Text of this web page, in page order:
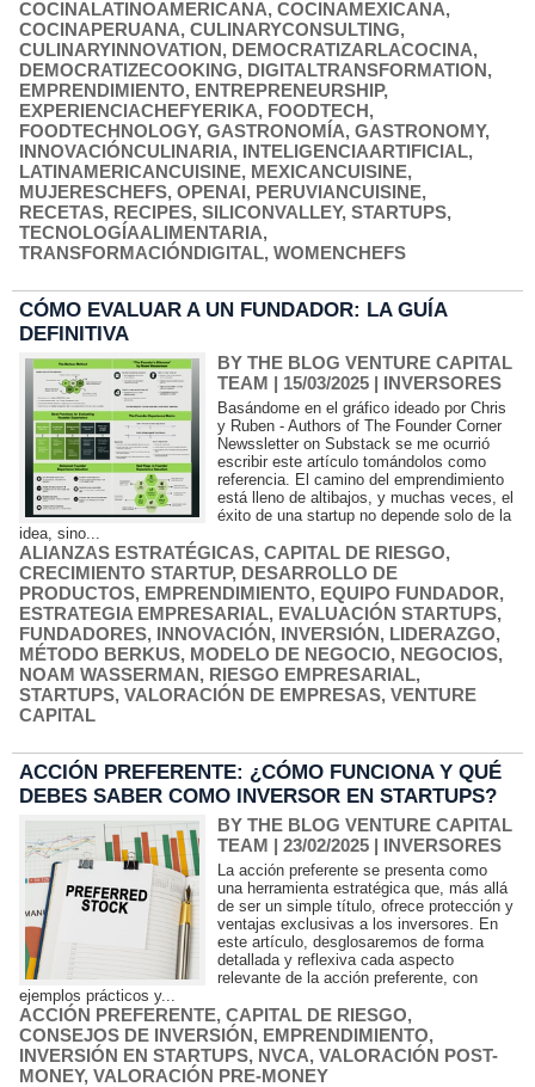
COCINALATINOAMERICANA, COCINAMEXICANA,
COCINAPERUANA, CULINARYCONSULTING,
CULINARYINNOVATION, DEMOCRATIZARLACOCINA,
DEMOCRATIZECOOKING, DIGITALTRANSFORMATION,
EMPRENDIMIENTO, ENTREPRENEURSHIP,
EXPERIENCIACHEFYERIKA, FOODTECH,
FOODTECHNOLOGY, GASTRONOMÍA, GASTRONOMY,
INNOVACIÓNCULINARIA, INTELIGENCIAARTIFICIAL,
LATINAMERICANCUISINE, MEXICANCUISINE,
MUJERESCHEFS, OPENAI, PERUVIANCUISINE,
RECETAS, RECIPES, SILICONVALLEY, STARTUPS,
TECNOLOGÍAALIMENTARIA,
TRANSFORMACIÓNDIGITAL, WOMENCHEFS
CÓMO EVALUAR A UN FUNDADOR: LA GUÍA
DEFINITIVA
BY THE BLOG VENTURE CAPITAL
TEAM | 15/03/2025 | INVERSORES
Basándome en el gráfico ideado por Chris
y Ruben - Authors of The Founder Corner
Newssletter on Substack se me ocurrió
escribir este artículo tomándolos como
referencia. El camino del emprendimiento
está lleno de altibajos, y muchas veces, el
éxito de una startup no depende solo de la
idea, sino...
ALIANZAS ESTRATÉGICAS, CAPITAL DE RIESGO,
CRECIMIENTO STARTUP, DESARROLLO DE
PRODUCTOS, EMPRENDIMIENTO, EQUIPO FUNDADOR,
ESTRATEGIA EMPRESARIAL, EVALUACIÓN STARTUPS,
FUNDADORES, INNOVACIÓN, INVERSIÓN, LIDERAZGO,
MÉTODO BERKUS, MODELO DE NEGOCIO, NEGOCIOS,
NOAM WASSERMAN, RIESGO EMPRESARIAL,
STARTUPS, VALORACIÓN DE EMPRESAS, VENTURE
CAPITAL
ACCIÓN PREFERENTE: ¿CÓMO FUNCIONA Y QUÉ
DEBES SABER COMO INVERSOR EN STARTUPS?
BY THE BLOG VENTURE CAPITAL
TEAM | 23/02/2025 | INVERSORES
La acción preferente se presenta como
una herramienta estratégica que, más allá
de ser un simple título, ofrece protección y
ventajas exclusivas a los inversores. En
este artículo, desglosaremos de forma
detallada y reflexiva cada aspecto
relevante de la acción preferente, con
ejemplos prácticos y...
ACCIÓN PREFERENTE, CAPITAL DE RIESGO,
CONSEJOS DE INVERSIÓN, EMPRENDIMIENTO,
INVERSIÓN EN STARTUPS, NVCA, VALORACIÓN POST-
MONEY, VALORACIÓN PRE-MONEY